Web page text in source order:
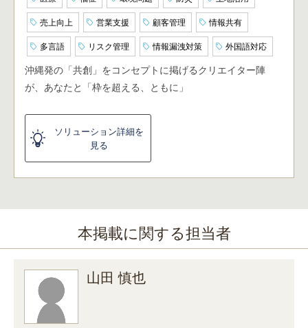
売上向上 営業支援 顧客管理 情報共有
多言語 リスク管理 情報漏洩対策 外国語対応
沖縄発の「共創」をコンセプトに掲げるクリエイター陣
が、あなたと「枠を超える、ともに」
ソリューション詳細を
見る
本掲載に関する担当者
山田 慎也